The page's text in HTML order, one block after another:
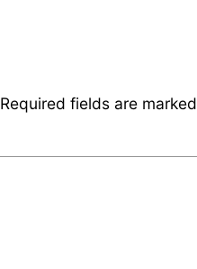
Required fields are marked